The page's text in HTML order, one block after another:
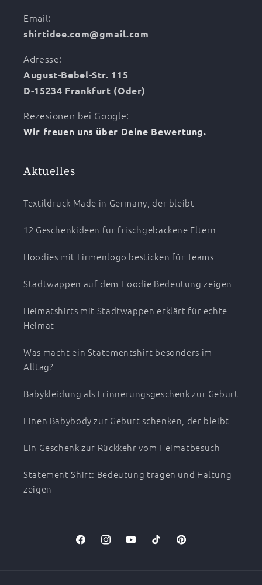
Email:
shirtidee.com@gmail.com
Adresse:
August-Bebel-Str. 115
D-15234 Frankfurt (Oder)
Rezesionen bei Google:
Wir freuen uns über Deine Bewertung.
Aktuelles
Textildruck Made in Germany, der bleibt
12 Geschenkideen für frischgebackene Eltern
Hoodies mit Firmenlogo besticken für Teams
Stadtwappen auf dem Hoodie Bedeutung zeigen
Heimatshirts mit Stadtwappen erklärt für echte
Heimat
Was macht ein Statementshirt besonders im
Alltag?
Babykleidung als Erinnerungsgeschenk zur Geburt
Einen Babybody zur Geburt schenken, der bleibt
Ein Geschenk zur Rückkehr vom Heimatbesuch
Statement Shirt: Bedeutung tragen und Haltung
zeigen
FacebookInstagramYouTubeTikTok Pinterest